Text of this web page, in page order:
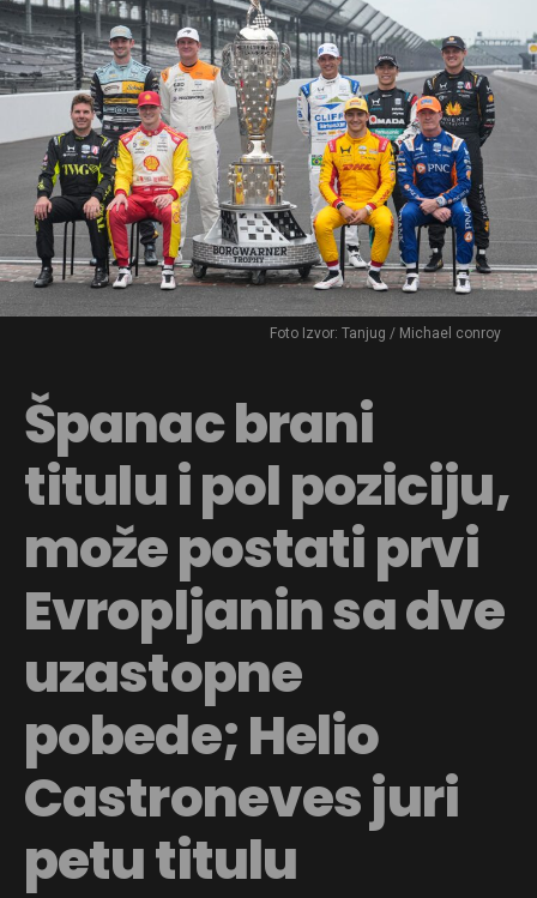
Foto Izvor: Tanjug / Michael conroy
Španac brani
titulu i pol poziciju,
može postati prvi
Evropljanin sa dve
uzastopne
pobede; Helio
Castroneves juri
petu titulu